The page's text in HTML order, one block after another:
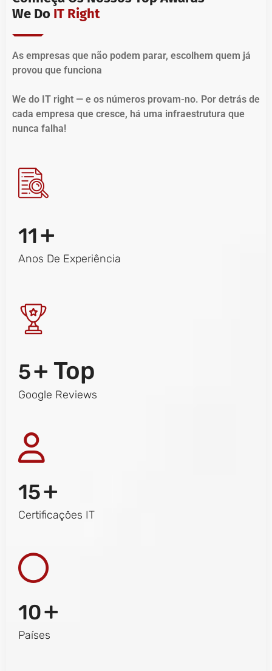
We Do IT Right
As empresas que não podem parar, escolhem quem já
provou que funciona
We do IT right — e os números provam-no. Por detrás de
cada empresa que cresce, há uma infraestrutura que
nunca falha!
11+
Anos De Experiência
5+ Top
Google Reviews
15+
Certificações IT
10+
Países